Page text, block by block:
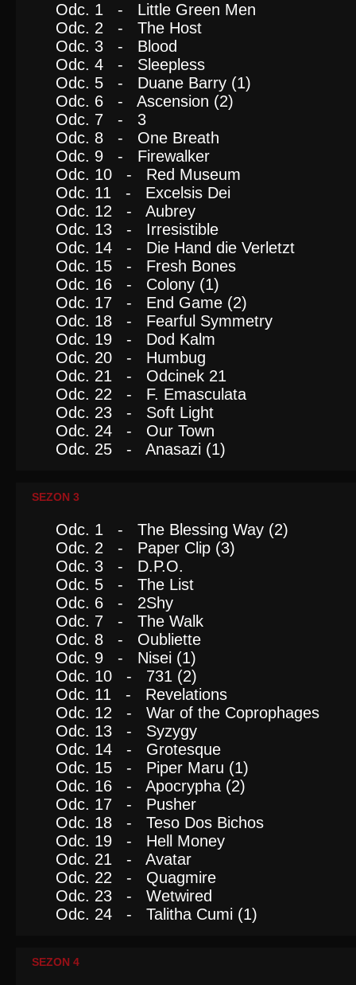
Odc. 1 - Little Green Men
Odc. 2 - The Host
Odc. 3 - Blood
Odc. 4 - Sleepless
Odc. 5 - Duane Barry (1)
Odc. 6 - Ascension (2)
Odc. 7 - 3
Odc. 8 - One Breath
Odc. 9 - Firewalker
Odc. 10 - Red Museum
Odc. 11 - Excelsis Dei
Odc. 12 - Aubrey
Odc. 13 - Irresistible
Odc. 14 - Die Hand die Verletzt
Odc. 15 - Fresh Bones
Odc. 16 - Colony (1)
Odc. 17 - End Game (2)
Odc. 18 - Fearful Symmetry
Odc. 19 - Dod Kalm
Odc. 20 - Humbug
Odc. 21 - Odcinek 21
Odc. 22 - F. Emasculata
Odc. 23 - Soft Light
Odc. 24 - Our Town
Odc. 25 - Anasazi (1)
SEZON 3
Odc. 1 - The Blessing Way (2)
Odc. 2 - Paper Clip (3)
Odc. 3 - D.P.O.
Odc. 5 - The List
Odc. 6 - 2Shy
Odc. 7 - The Walk
Odc. 8 - Oubliette
Odc. 9 - Nisei (1)
Odc. 10 - 731 (2)
Odc. 11 - Revelations
Odc. 12 - War of the Coprophages
Odc. 13 - Syzygy
Odc. 14 - Grotesque
Odc. 15 - Piper Maru (1)
Odc. 16 - Apocrypha (2)
Odc. 17 - Pusher
Odc. 18 - Teso Dos Bichos
Odc. 19 - Hell Money
Odc. 21 - Avatar
Odc. 22 - Quagmire
Odc. 23 - Wetwired
Odc. 24 - Talitha Cumi (1)
SEZON 4